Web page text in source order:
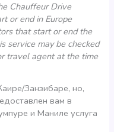
Chauffeur Drive
or end in Europe
that start or end the
service may be checked
travel agent at the time
Занзибаре, но,
вам в
и Маниле услуга